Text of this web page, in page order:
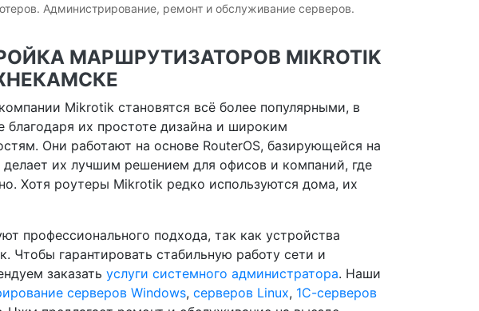
Администрирование, ремонт и обслуживание серверов.
МАРШРУТИЗАТОРОВ MIKROTIK
Mikrotik становятся всё более популярными, в
благодаря их простоте дизайна и широким
Они работают на основе RouterOS, базирующейся на
делает их лучшим решением для офисов и компаний, где
Хотя роутеры Mikrotik редко используются дома, их
профессионального подхода, так как устройства
гарантировать стабильную работу сети и
заказать услуги системного администратора. Наши
серверов Windows, серверов Linux, 1С-серверов